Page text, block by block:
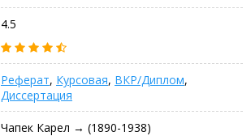
4.5
Реферат, Курсовая, ВКР/Диплом,
Диссертация
Чапек Карел → (1890-1938)